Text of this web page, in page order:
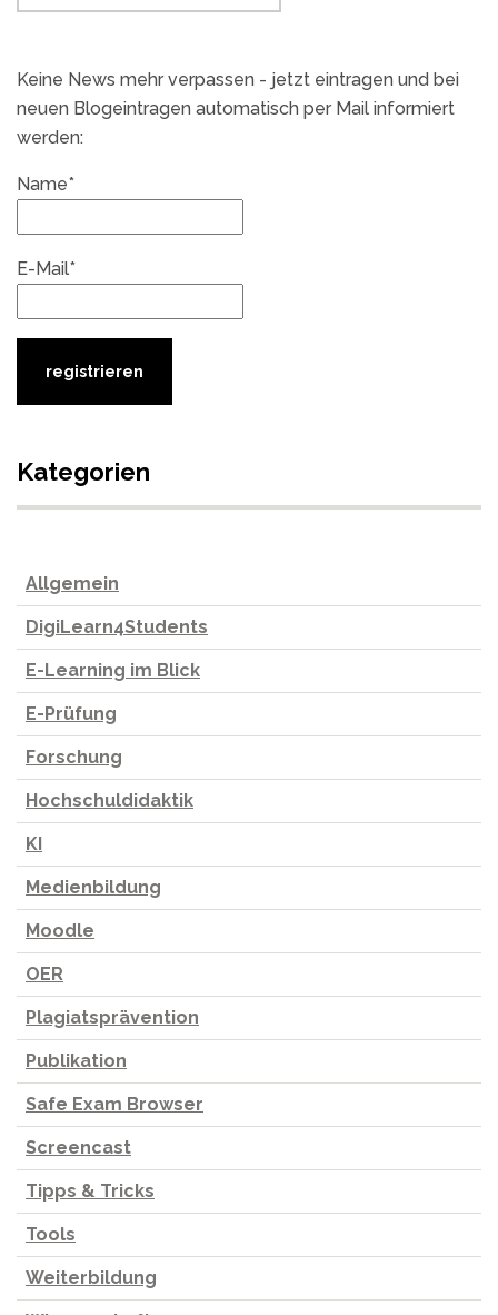
Keine News mehr verpassen - jetzt eintragen und bei
neuen Blogeintragen automatisch per Mail informiert
werden:
Name*
E-Mail*
Kategorien
Allgemein
DigiLearn4Students
E-Learning im Blick
E-Prüfung
Forschung
Hochschuldidaktik
KI
Medienbildung
Moodle
OER
Plagiatsprävention
Publikation
Safe Exam Browser
Screencast
Tipps & Tricks
Tools
Weiterbildung